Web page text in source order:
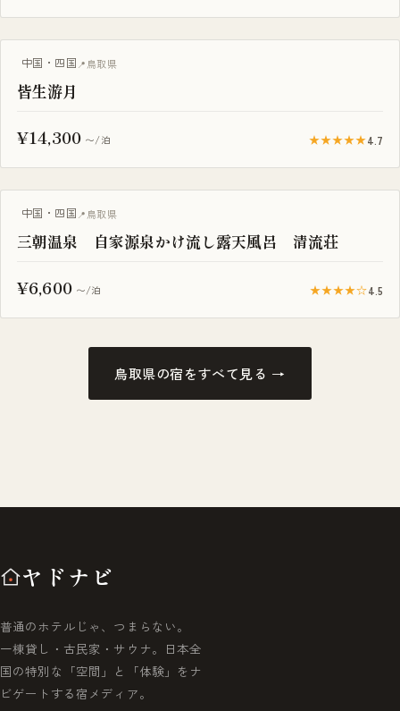
露天風呂付き客室
中国・四国 鳥取県
皆生游月
¥14,300 〜/泊 ★★★★★4.7
露天風呂付き客室
中国・四国 鳥取県
三朝温泉 自家源泉かけ流し露天風呂 清流荘
¥6,600 〜/泊 ★★★★☆4.5
鳥取県の宿をすべて見る →
ヤドナビ
普通のホテルじゃ、つまらない。
一棟貸し・古民家・サウナ。日本全
国の特別な「空間」と「体験」をナ
ビゲートする宿メディア。